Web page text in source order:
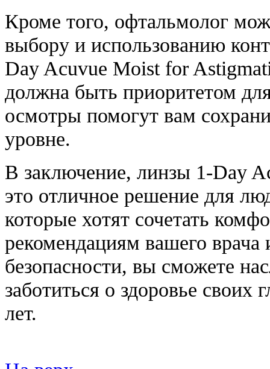
Кроме того, офтальмолог
выбору и использованию
Day Acuvue Moist for
должна быть приоритетом
осмотры помогут вам
уровне.
В заключение, линзы 1-Day
это отличное решение для
которые хотят сочетать
рекомендациям вашего врача
безопасности, вы сможете
заботиться о здоровье своих
лет.